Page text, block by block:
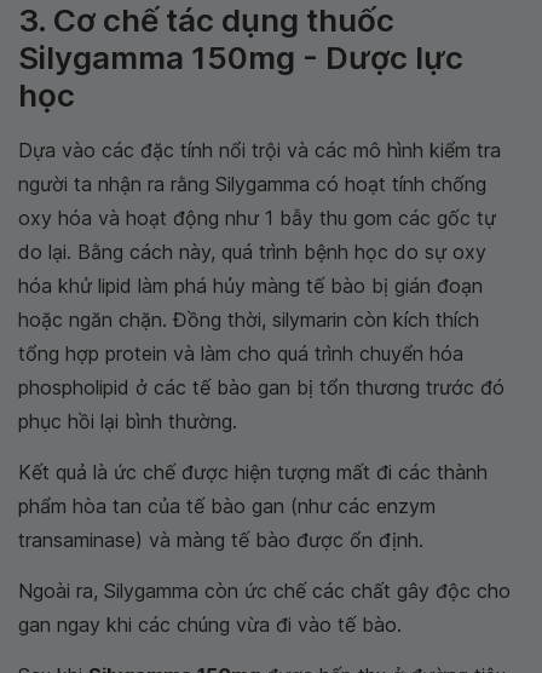
3. Cơ chế tác dụng thuốc
Silygamma 150mg - Dược lực
học
Dựa vào các đặc tính nổi trội và các mô hình kiểm tra
người ta nhận ra rằng Silygamma có hoạt tính chống
oxy hóa và hoạt động như 1 bẫy thu gom các gốc tự
do lại. Bằng cách này, quá trình bệnh học do sự oxy
hóa khử lipid làm phá hủy màng tế bào bị gián đoạn
hoặc ngăn chặn. Đồng thời, silymarin còn kích thích
tổng hợp protein và làm cho quá trình chuyển hóa
phospholipid ở các tế bào gan bị tổn thương trước đó
phục hồi lại bình thường.
Kết quả là ức chế được hiện tượng mất đi các thành
phẩm hòa tan của tế bào gan (như các enzym
transaminase) và màng tế bào được ổn định.
Ngoài ra, Silygamma còn ức chế các chất gây độc cho
gan ngay khi các chúng vừa đi vào tế bào.